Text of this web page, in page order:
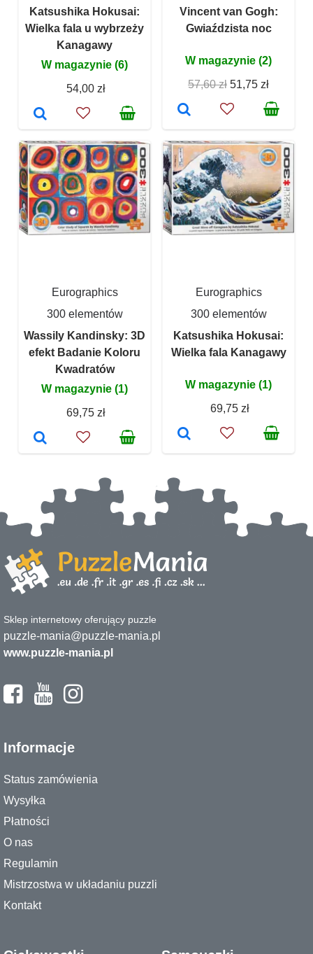
Katsushika Hokusai:
Wielka fala u wybrzeży
Kanagawy
W magazynie (6)
54,00 zł
Vincent van Gogh:
Gwiaździsta noc
W magazynie (2)
57,60 zł 51,75 zł
Eurographics
300 elementów
Wassily Kandinsky: 3D
efekt Badanie Koloru
Kwadratów
W magazynie (1)
69,75 zł
Eurographics
300 elementów
Katsushika Hokusai:
Wielka fala Kanagawy
W magazynie (1)
69,75 zł
Sklep internetowy oferujący puzzle
puzzle-mania@puzzle-mania.pl
www.puzzle-mania.pl
Informacje
Status zamówienia
Wysyłka
Płatności
O nas
Regulamin
Mistrzostwa w układaniu puzzli
Kontakt